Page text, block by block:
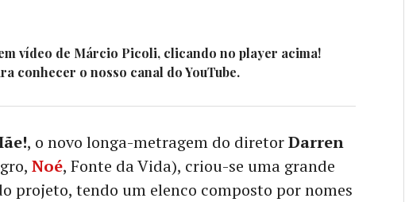
vídeo de Márcio Picoli, clicando no player acima!
conhecer o nosso canal do YouTube.
, o novo longa-metragem do diretorDarren
Noé, Fonte da Vida), criou-se uma grande
projeto, tendo um elenco composto por nomes